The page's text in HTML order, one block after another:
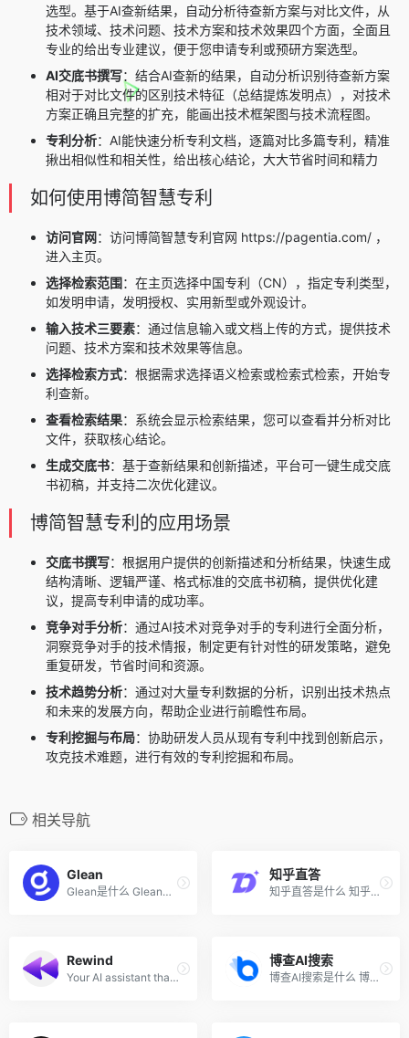
选型。基于AI查新结果，自动分析待查新方案与对比文件，从
技术领域、技术问题、技术方案和技术效果四个方面，全面且
专业的给出专业建议，便于您申请专利或预研方案选型。
AI交底书撰写：结合AI查新的结果，自动分析识别待查新方案
相对于对比文件的区别技术特征（总结提炼发明点），对技术
方案正确且完整的扩充，能画出技术框架图与技术流程图。
专利分析：AI能快速分析专利文档，逐篇对比多篇专利，精准
揪出相似性和相关性，给出核心结论，大大节省时间和精力
如何使用博简智慧专利
访问官网：访问博简智慧专利官网 https://pagentia.com/ ，
进入主页。
选择检索范围：在主页选择中国专利（CN），指定专利类型，
如发明申请，发明授权、实用新型或外观设计。
输入技术三要素：通过信息输入或文档上传的方式，提供技术
问题、技术方案和技术效果等信息。
选择检索方式：根据需求选择语义检索或检索式检索，开始专
利查新。
查看检索结果：系统会显示检索结果，您可以查看并分析对比
文件，获取核心结论。
生成交底书：基于查新结果和创新描述，平台可一键生成交底
书初稿，并支持二次优化建议。
博简智慧专利的应用场景
交底书撰写：根据用户提供的创新描述和分析结果，快速生成
结构清晰、逻辑严谨、格式标准的交底书初稿，提供优化建
议，提高专利申请的成功率。
竞争对手分析：通过AI技术对竞争对手的专利进行全面分析，
洞察竞争对手的技术情报，制定更有针对性的研发策略，避免
重复研发，节省时间和资源。
技术趋势分析：通过对大量专利数据的分析，识别出技术热点
和未来的发展方向，帮助企业进行前瞻性布局。
专利挖掘与布局：协助研发人员从现有专利中找到创新启示，
攻克技术难题，进行有效的专利挖掘和布局。
相关导航
Glean
Glean是什么 Glean是专为...
知乎直答
知乎直答是什么 知乎直答是国...
Rewind
Your AI assistant that has all the context
博查AI搜索
博查AI搜索是什么 博查AI搜索...